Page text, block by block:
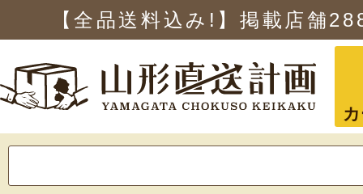
【全品送料込み!】掲載店舗
索: